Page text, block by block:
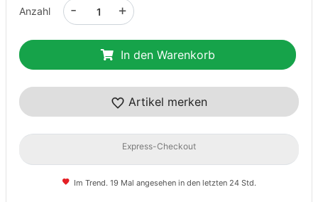
Anzahl +
-
In den Warenkorb
Artikel merken
Express-Checkout
Im Trend. 19 Mal angesehen in den letzten 24 Std.